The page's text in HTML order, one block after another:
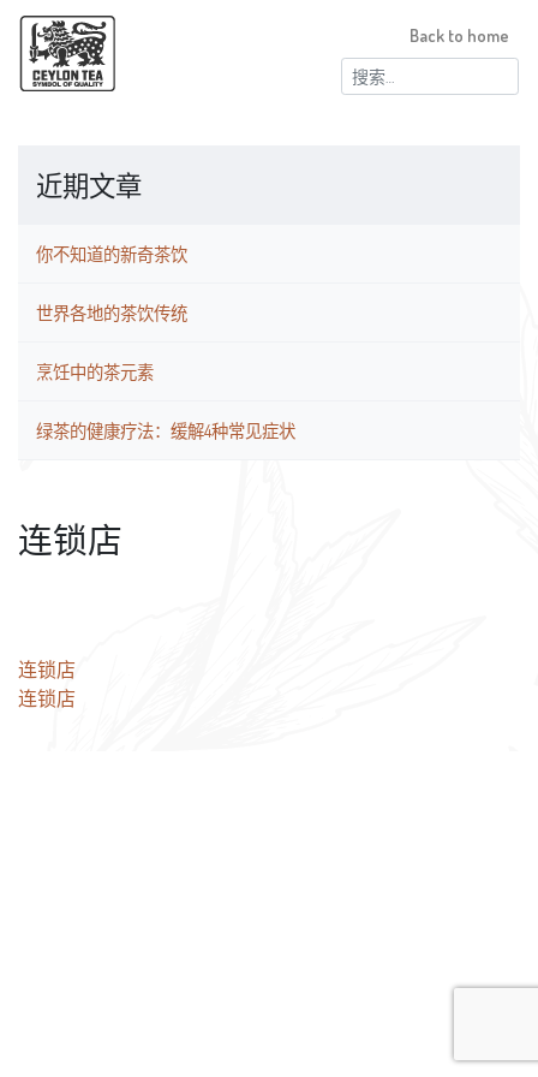
搜
索：
Back to home
近期文章
你不知道的新奇茶饮
世界各地的茶饮传统
烹饪中的茶元素
绿茶的健康疗法：缓解4种常见症状
连锁店
文
章
连锁店
连锁店